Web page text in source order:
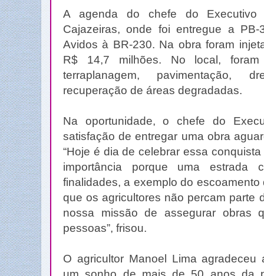
A agenda do chefe do Executivo
Cajazeiras, onde foi entregue a
Avidos à BR-230. Na obra foram
R$ 14,7 milhões. No local, foram
terraplanagem, pavimentação,
recuperação de áreas degradadas.
Na oportunidade, o chefe do
satisfação de entregar uma obra
“Hoje é dia de celebrar essa
importância porque uma estrada
finalidades, a exemplo do
que os agricultores não percam parte
nossa missão de assegurar obras
pessoas”, frisou.
O agricultor Manoel Lima agradeceu